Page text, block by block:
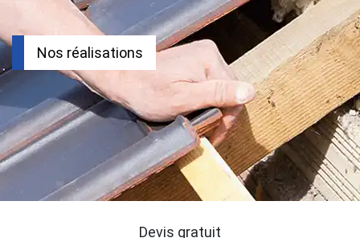
Nos réalisations
Devis gratuit